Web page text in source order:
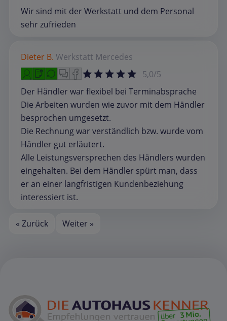
Wir sind mit der Werkstatt und dem Personal
sehr zufrieden
Dieter B. Werkstatt Mercedes
5,0/5
Der Händler war flexibel bei Terminabsprache
Die Arbeiten wurden wie zuvor mit dem Händler
besprochen umgesetzt.
Die Rechnung war verständlich bzw. wurde vom
Händler gut erläutert.
Alle Leistungsversprechen des Händlers wurden
eingehalten. Bei dem Händler spürt man, dass
er an einer langfristigen Kundenbeziehung
interessiert ist.
« Zurück Weiter »